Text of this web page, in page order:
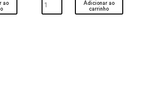
ao
Adicionar ao
carrinho